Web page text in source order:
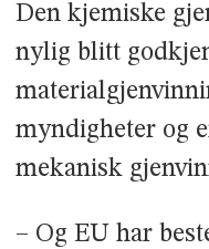
Den kjemiske
nylig blitt
myndigheter og
mekanisk
– Og EU har